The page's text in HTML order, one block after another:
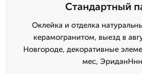
Стандартный
Оклейка и отделка
керамогранитом, выезд в
Новгороде, декоративные
мес,